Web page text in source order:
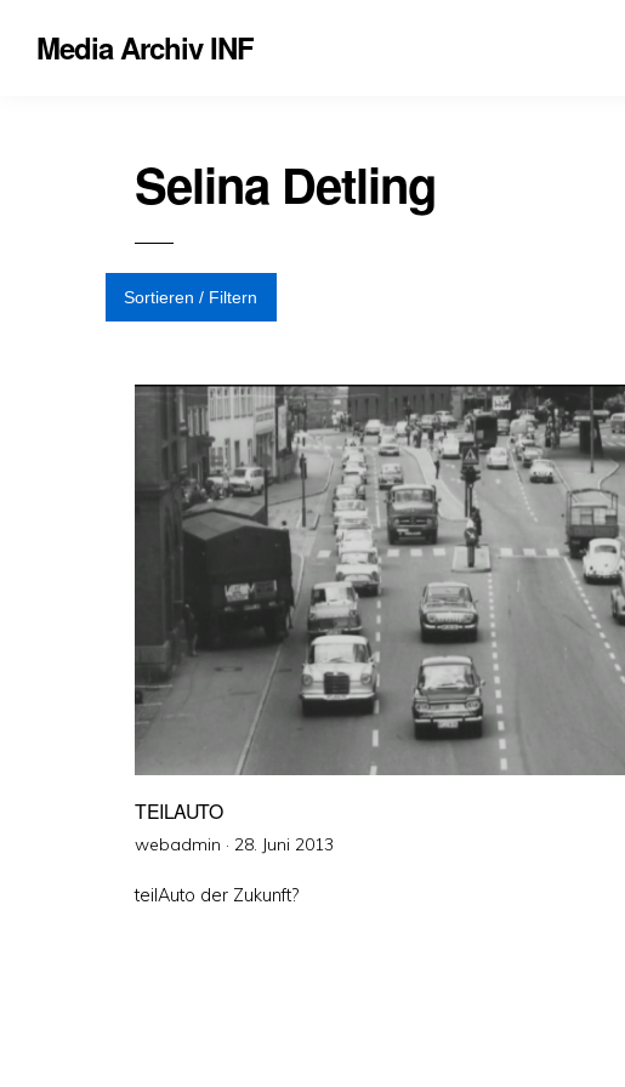
Media Archiv INF
Selina Detling
Sortieren / Filtern
TEILAUTO
webadmin · Veröffentlicht
28. Juni 2013
teilAuto der Zukunft?